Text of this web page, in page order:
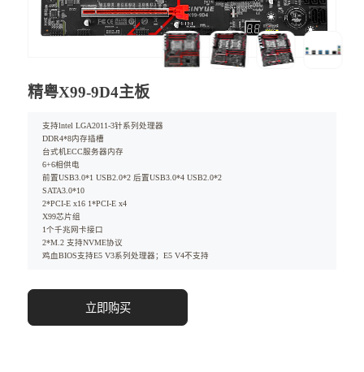
精粤X99-9D4主板
支持lntel LGA2011-3针系列处理器
DDR4*8内存插槽
台式机ECC服务器内存
6+6相供电
前置USB3.0*1 USB2.0*2 后置USB3.0*4 USB2.0*2
SATA3.0*10
2*PCI-E x16 1*PCI-E x4
X99芯片组
1个千兆网卡接口
2*M.2 支持NVME协议
鸡血BIOS支持E5 V3系列处理器；E5 V4不支持
立即购买